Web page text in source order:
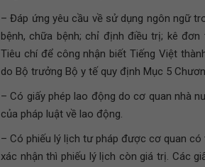
– Đáp ứng yêu cầu về sử dụng ngôn ngữ
bệnh, chữa bệnh; chỉ định điều trị; kê
Tiêu chí để công nhận biết Tiếng Việt
do Bộ trưởng Bộ y tế quy định Mục 5
– Có giấy phép lao động do cơ quan nhà
của pháp luật về lao động.
– Có phiếu lý lịch tư pháp được cơ quan
xác nhận thì phiếu lý lịch còn giá trị. Các